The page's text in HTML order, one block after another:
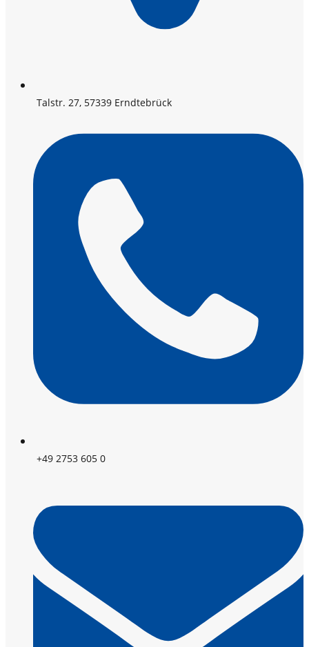
Talstr. 27, 57339 Erndtebrück
+49 2753 605 0